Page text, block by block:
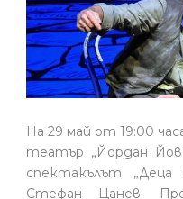
На 29 май от 19:00
театър „Йордан
спектакълът
Стефан Цанев.